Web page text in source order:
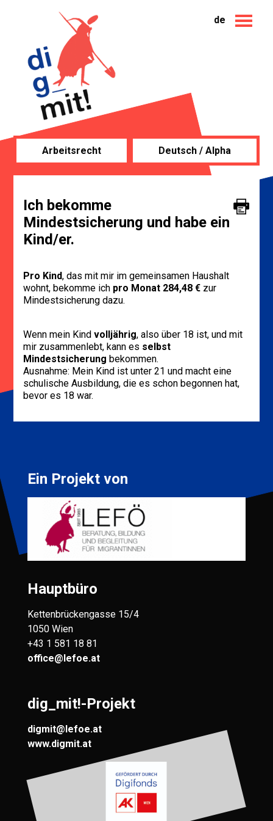
de
Arbeitsrecht Deutsch / Alpha
Ich bekomme
Mindestsicherung und habe ein
Kind/er.
Pro Kind, das mit mir im gemeinsamen Haushalt
wohnt, bekomme ich pro Monat 284,48 € zur
Mindestsicherung dazu.
Wenn mein Kindvolljährig, also über 18 ist, und mit
mir zusammenlebt, kann es selbst
Mindestsicherung bekommen.
Ausnahme: Mein Kind ist unter 21 und macht eine
schulische Ausbildung, die es schon begonnen hat,
bevor es 18 war.
Ein Projekt von
Hauptbüro
Kettenbrückengasse 15/4
1050 Wien
+43 1 581 18 81
office@lefoe.at
dig_mit!-Projekt
digmit@lefoe.at
www.digmit.at